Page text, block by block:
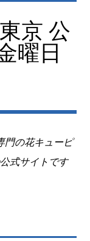
京 公
曜日
門の花キューピ
式サイトです